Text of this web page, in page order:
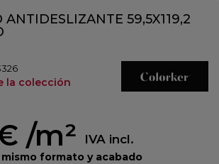
ANTIDESLIZANTE 59,5X119,2
la colección
/m² IVA incl.
formato y acabado